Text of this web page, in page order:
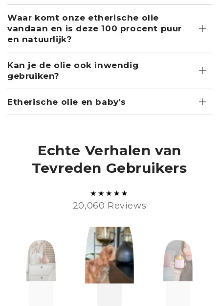
Waar komt onze etherische olie
vandaan en is deze 100 procent puur
en natuurlijk?
Kan je de olie ook inwendig
gebruiken?
Etherische olie en baby's
Echte Verhalen van
Tevreden Gebruikers
20,060 Reviews